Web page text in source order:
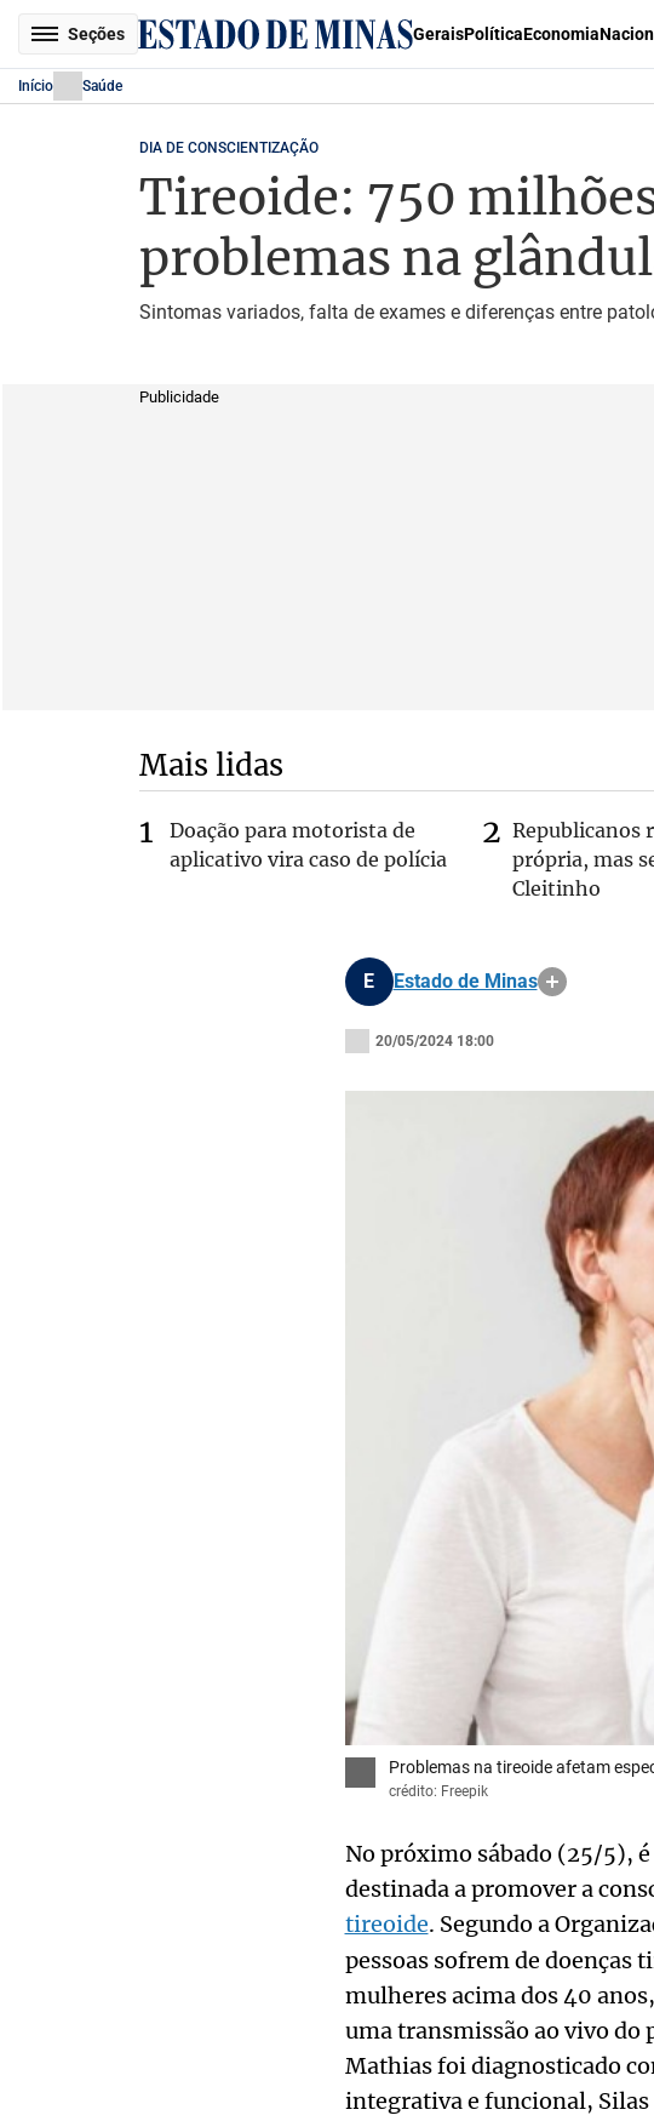
Seções GeraisPolíticaEconomia
Início Saúde
DIA DE CONSCIENTIZAÇÃO
Tireoide: 750
problemas na
Sintomas variados, falta de exames e diferenças entre
Publicidade
Mais lidas
Doação para motorista de
aplicativo vira caso de polícia
Republicanos
própria, mas
Cleitinho
E Estado de Minas
20/05/2024 18:00
Problemas na tireoide afetam
crédito: Freepik
No próximo sábado (25/5),
destinada a promover a
tireoide. Segundo a
pessoas sofrem de doenças
mulheres acima dos 40
uma transmissão ao vivo do
Mathias foi diagnosticado
integrativa e funcional, Silas